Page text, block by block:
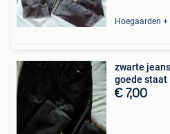
zwarte
goede staat
€ 7,00